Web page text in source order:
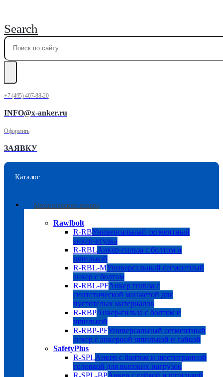
Search
+7 (495) 407-88-20
INFO@x-anker.ru
Оформить
ЗАЯВКУ
Каталог
Механические анкера
Rawlbolt
R-RBУниверсальный сегментный
анкер-втулка
R-RBLАнкер-гильза с болтом и
шпилькой
R-RBL-MУниверсальный сегментный
анкер с болтом
R-RBL-PFАнкер гильза с
синтетической манжетой для
пустотелых материалов
R-RBPАнкер-гильза с болтом и
шпилькой
R-RBP-PFУниверсальный сегментный
анкер с анкерной шпилькой и гайкой
SafetyPlus
R-SPLАнкер с болтом и шестигранной
головкой для высоких нагрузок
R-SPL-BPАнкер с гайкой и шпилькой